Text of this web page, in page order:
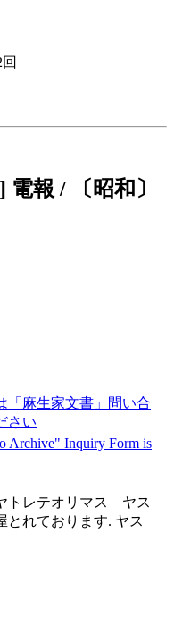
報 / 〔昭和〕
「麻生家文書」問い合
さい
Archive" Inquiry Form is
トレテオリマス ヤス
とれております. ヤス